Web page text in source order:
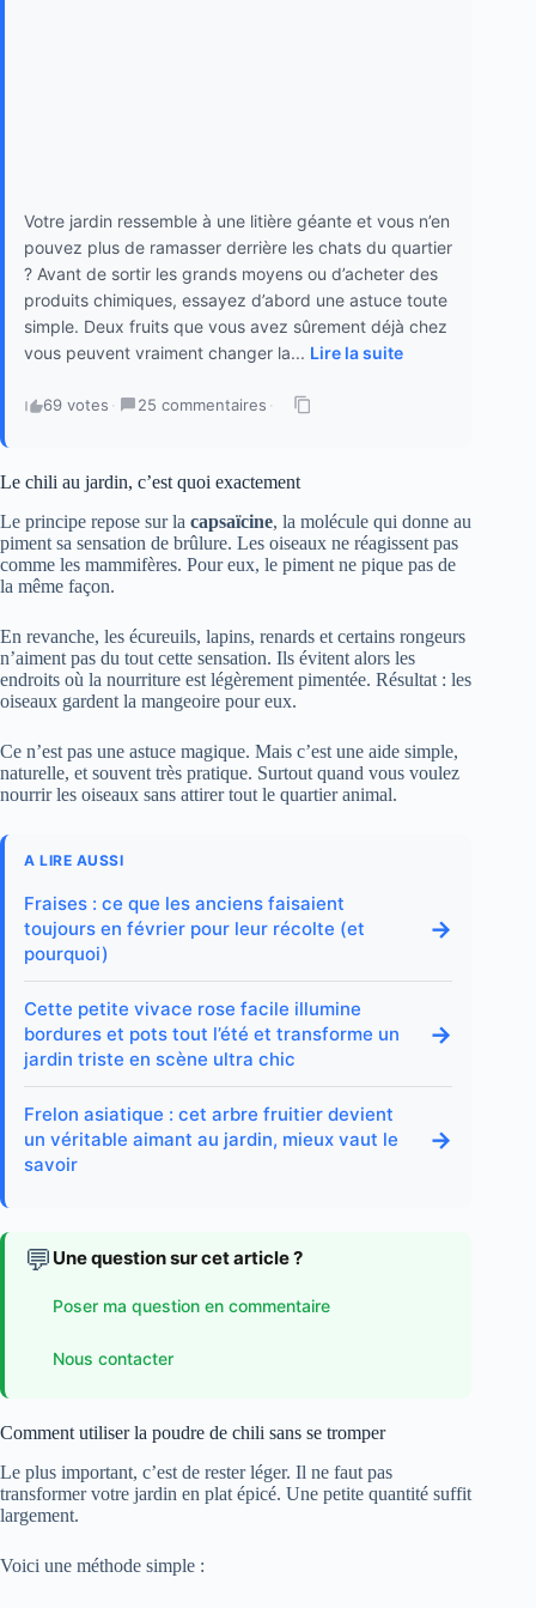
Votre jardin ressemble à une litière géante et vous n’en
pouvez plus de ramasser derrière les chats du quartier
? Avant de sortir les grands moyens ou d’acheter des
produits chimiques, essayez d’abord une astuce toute
simple. Deux fruits que vous avez sûrement déjà chez
vous peuvent vraiment changer la... Lire la suite
69 votes · 25 commentaires ·
Le chili au jardin, c’est quoi exactement
Le principe repose sur la capsaïcine, la molécule qui donne au
piment sa sensation de brûlure. Les oiseaux ne réagissent pas
comme les mammifères. Pour eux, le piment ne pique pas de
la même façon.
En revanche, les écureuils, lapins, renards et certains rongeurs
n’aiment pas du tout cette sensation. Ils évitent alors les
endroits où la nourriture est légèrement pimentée. Résultat : les
oiseaux gardent la mangeoire pour eux.
Ce n’est pas une astuce magique. Mais c’est une aide simple,
naturelle, et souvent très pratique. Surtout quand vous voulez
nourrir les oiseaux sans attirer tout le quartier animal.
A LIRE AUSSI
Fraises : ce que les anciens faisaient
toujours en février pour leur récolte (et
pourquoi)
→
Cette petite vivace rose facile illumine
bordures et pots tout l’été et transforme un
jardin triste en scène ultra chic
→
Frelon asiatique : cet arbre fruitier devient
un véritable aimant au jardin, mieux vaut le
savoir
→
💬 Une question sur cet article ?
Poser ma question en commentaire
Nous contacter
Comment utiliser la poudre de chili sans se tromper
Le plus important, c’est de rester léger. Il ne faut pas
transformer votre jardin en plat épicé. Une petite quantité suffit
largement.
Voici une méthode simple :